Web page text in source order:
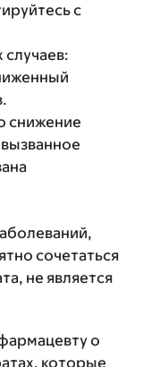
с
снижение
сочетаться
не является
о
которые